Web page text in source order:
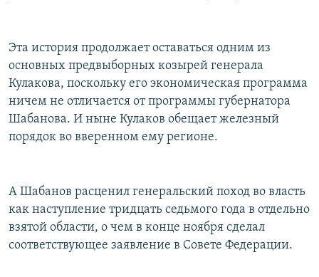
Эта история продолжает оставаться одним из
основных предвыборных козырей генерала
Кулакова, поскольку его экономическая программа
ничем не отличается от программы губернатора
Шабанова. И ныне Кулаков обещает железный
порядок во вверенном ему регионе.
А Шабанов расценил генеральский поход во власть
как наступление тридцать седьмого года в отдельно
взятой области, о чем в конце ноября сделал
соответствующее заявление в Совете Федерации.